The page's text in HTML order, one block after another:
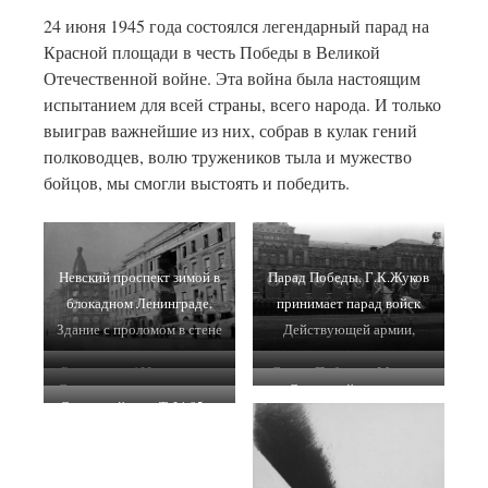
24 июня 1945 года состоялся легендарный парад на
Красной площади в честь Победы в Великой
Отечественной войне. Эта война была настоящим
испытанием для всей страны, всего народа. И только
выиграв важнейшие из них, собрав в кулак гений
полководцев, волю тружеников тыла и мужество
бойцов, мы смогли выстоять и победить.
Невский проспект зимой в
блокадном Ленинграде.
Здание с проломом в стене
— дом Энгельгардта,
Невский проспект, д.30.
Н.Хандокин
Парад Победы. Г.К.Жуков
принимает парад войск
Действующей армии,
24.06.1945 г. Халдей
Расчет сов. 122-мм пушки
А-19 ведет огонь на одной
Салют Победы в Москве.
куранты. 9 мая 1945 г.
Советская полевая кухня в
Советский солдат в
Сталинграде пишет письмо
домой. 1943 г.
Советский танк Т-34-85 на